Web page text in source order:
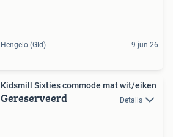
Hengelo (Gld) 9 jun 26
Kidsmill Sixties commode mat wit/eiken
Gereserveerd Details